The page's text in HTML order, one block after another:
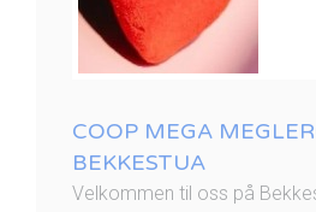
COOP MEGA
BEKKESTUA
Velkommen til oss på